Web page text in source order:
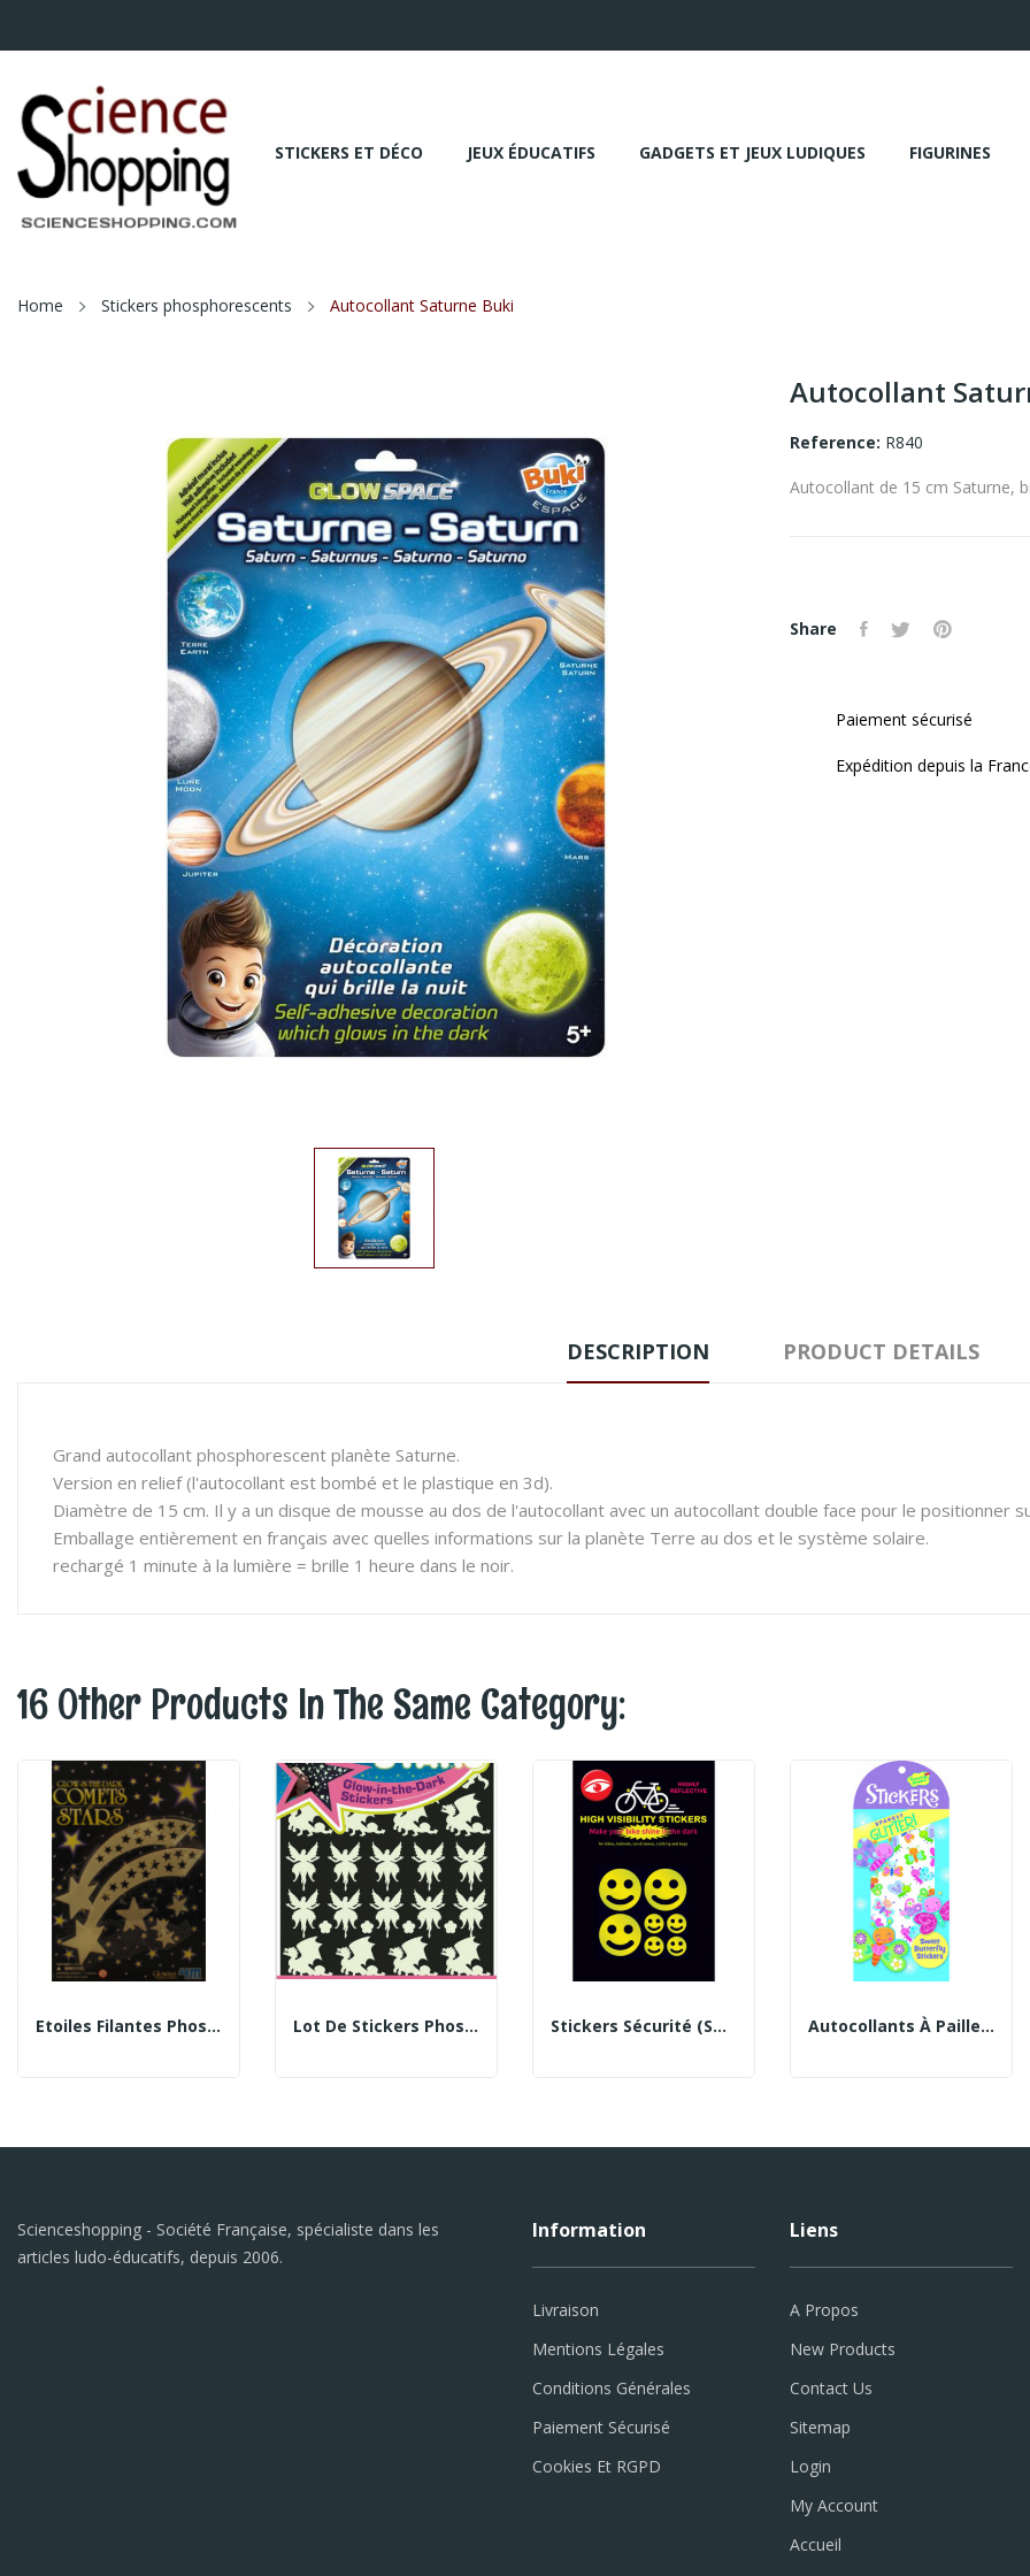
STICKERS ET DÉCO JEUX ÉDUCATIFS GADGETS ET JEUX LUDIQUES FIGURINES
Home Stickers phosphorescents Autocollant Saturne Buki
Autocollant
Reference: R840
Autocollant de 15 cm Saturne,
Share
Paiement sécurisé
Expédition depuis la
DESCRIPTION PRODUCT DETAILS
Grand autocollant phosphorescent planète Saturne.
Version en relief (l'autocollant est bombé et le plastique en 3d).
Diamètre de 15 cm. Il y a un disque de mousse au dos de l'autocollant avec un autocollant double face pour le positionner
Emballage entièrement en français avec quelles informations sur la planète Terre au dos et le système solaire.
rechargé 1 minute à la lumière = brille 1 heure dans le noir.
16 Other Products In The Same Category:
Etoiles Filantes Phosphorescentes Lot De Stickers Phosphorescents - Thème Féerique Stickers Sécurité (smiley) Autocollants À Paillettes Papillons
Scienceshopping - Société Française, spécialiste dans les
articles ludo-éducatifs, depuis 2006.
Information
Livraison
Mentions Légales
Conditions Générales
Paiement Sécurisé
Cookies Et RGPD
Liens
A Propos
New Products
Contact Us
Sitemap
Login
My Account
Accueil